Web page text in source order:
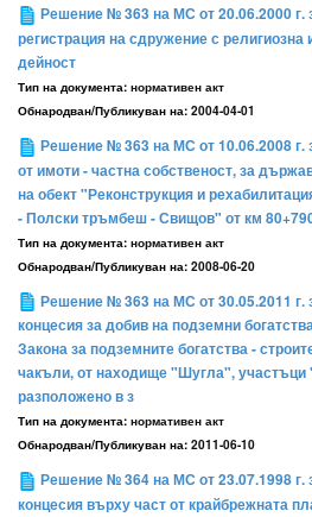
Решение № 363 на МС от 20.06.2000 г.
регистрация на сдружение с религиозна
дейност
Тип на документа: нормативен акт
Обнародван/Публикуван на: 2004-04-01
Решение № 363 на МС от 10.06.2008 г.
от имоти - частна собственост, за
на обект "Реконструкция и
- Полски тръмбеш - Свищов" от км
Тип на документа: нормативен акт
Обнародван/Публикуван на: 2008-06-20
Решение № 363 на МС от 30.05.2011 г.
концесия за добив на подземни
Закона за подземните богатства -
чакъли, от находище "Шугла",
разположено в з
Тип на документа: нормативен акт
Обнародван/Публикуван на: 2011-06-10
Решение № 364 на МС от 23.07.1998 г.
концесия върху част от крайбрежната